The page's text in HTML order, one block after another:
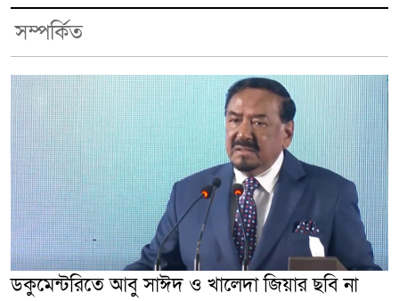
সম্পর্কিত
ডকুমেন্টরিতে আবু সাঈদ ও খালেদা জিয়ার ছবি না